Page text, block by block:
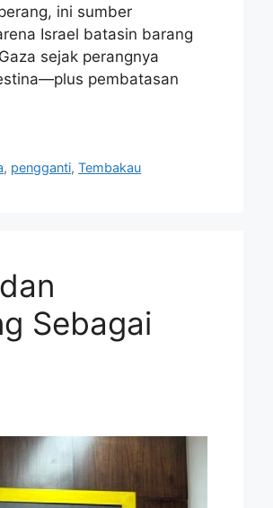
ini sumber
Israel batasin barang
sejak perangnya
pembatasan
, pengganti,Tembakau
Sebagai